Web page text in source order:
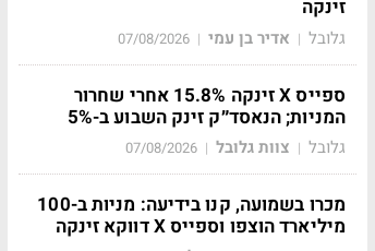
זינקה
גלובל | אדיר בן עמי |
07/08/2026
ספייס X זינקה 15.8% אחרי שחרור
המניות; הנאסד״ק זינק השבוע ב-5%
גלובל | צוות גלובל |
07/08/2026
מכרו בשמועה, קנו בידיעה: מניות ב-100
מיליארד הוצפו וספייס X דווקא זינקה